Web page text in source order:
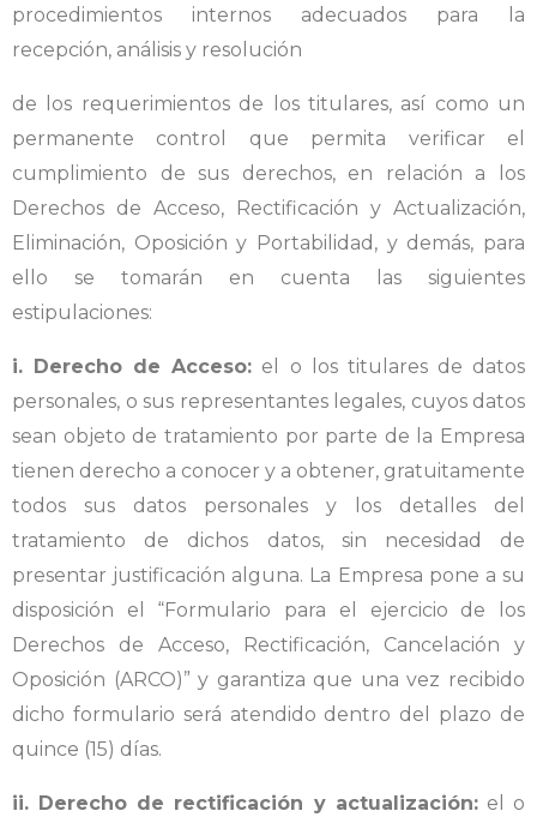
procedimientos internos adecuados para la
recepción, análisis y resolución
de los requerimientos de los titulares, así como un
permanente control que permita verificar el
cumplimiento de sus derechos, en relación a los
Derechos de Acceso, Rectificación y Actualización,
Eliminación, Oposición y Portabilidad, y demás, para
ello se tomarán en cuenta las siguientes
estipulaciones:
i. Derecho de Acceso: el o los titulares de datos
personales, o sus representantes legales, cuyos datos
sean objeto de tratamiento por parte de la Empresa
tienen derecho a conocer y a obtener, gratuitamente
todos sus datos personales y los detalles del
tratamiento de dichos datos, sin necesidad de
presentar justificación alguna. La Empresa pone a su
disposición el “Formulario para el ejercicio de los
Derechos de Acceso, Rectificación, Cancelación y
Oposición (ARCO)” y garantiza que una vez recibido
dicho formulario será atendido dentro del plazo de
quince (15) días.
ii. Derecho de rectificación y actualización:el o